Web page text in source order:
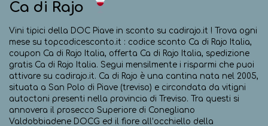
Ca di Rajo
Vini tipici della DOC Piave in sconto su cadirajo.it ! Trova ogni
mese su topcodicesconto.it : codice sconto Ca di Rajo Italia,
coupon Ca di Rajo Italia, offerta Ca di Rajo Italia, spedizione
gratis Ca di Rajo Italia. Segui mensilmente i risparmi che puoi
attivare su cadirajo.it. Ca di Rajo è una cantina nata nel 2005,
situata a San Polo di Piave (treviso) e circondata da vitigni
autoctoni presenti nella provincia di Treviso. Tra questi si
annovera il prosecco Superiore di Conegliano
Valdobbiadene DOCG ed il fiore all’occhiello della